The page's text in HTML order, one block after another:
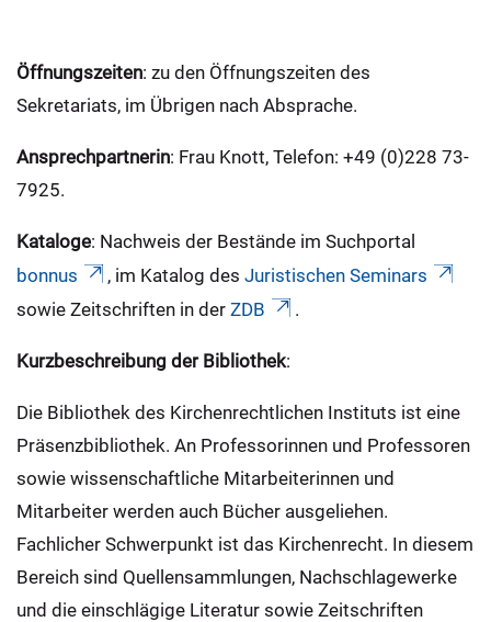
Öffnungszeiten: zu den Öffnungszeiten des
Sekretariats, im Übrigen nach Absprache.
Ansprechpartnerin: Frau Knott, Telefon: +49 (0)228 73-
7925.
Kataloge: Nachweis der Bestände im Suchportal
bonnus
, im Katalog des Juristischen Seminars
sowie Zeitschriften in der ZDB .
Kurzbeschreibung der Bibliothek:
Die Bibliothek des Kirchenrechtlichen Instituts ist eine
Präsenzbibliothek. An Professorinnen und Professoren
sowie wissenschaftliche Mitarbeiterinnen und
Mitarbeiter werden auch Bücher ausgeliehen.
Fachlicher Schwerpunkt ist das Kirchenrecht. In diesem
Bereich sind Quellensammlungen, Nachschlagewerke
und die einschlägige Literatur sowie Zeitschriften